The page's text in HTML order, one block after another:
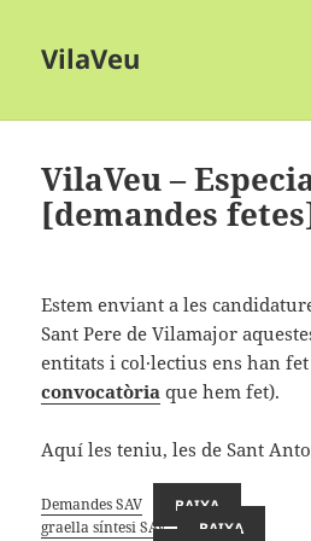
VilaVeu
VilaVeu –
[demandes
Estem enviant a les
Sant Pere de Vilamajor
entitats i col·lectius ens han
convocatòria que hem fet).
Aquí les teniu, les de Sant
Demandes SAV
BAIXA
graella síntesi SAV
BAIXA